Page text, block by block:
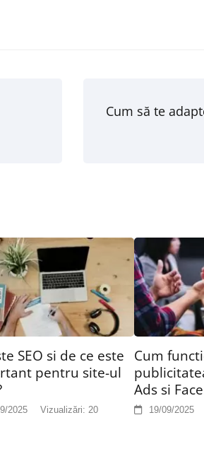
Cum să te
SEO si de ce este
pentru site-ul
2025 Vizualizări: 20
Cum
Ads si
19/09/2025